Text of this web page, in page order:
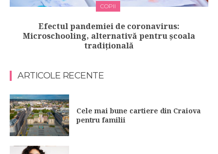
COPII
Efectul pandemiei de coronavirus:
Microschooling, alternativă pentru școala
tradițională
ARTICOLE RECENTE
Cele mai bune cartiere din Craiova
pentru familii